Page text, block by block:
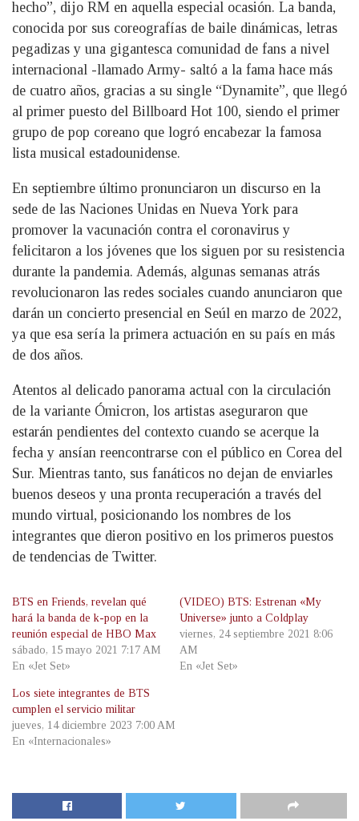
hecho”, dijo RM en aquella especial ocasión. La banda,
conocida por sus coreografías de baile dinámicas, letras
pegadizas y una gigantesca comunidad de fans a nivel
internacional -llamado Army- saltó a la fama hace más
de cuatro años, gracias a su single “Dynamite”, que llegó
al primer puesto del Billboard Hot 100, siendo el primer
grupo de pop coreano que logró encabezar la famosa
lista musical estadounidense.
En septiembre último pronunciaron un discurso en la
sede de las Naciones Unidas en Nueva York para
promover la vacunación contra el coronavirus y
felicitaron a los jóvenes que los siguen por su resistencia
durante la pandemia. Además, algunas semanas atrás
revolucionaron las redes sociales cuando anunciaron que
darán un concierto presencial en Seúl en marzo de 2022,
ya que esa sería la primera actuación en su país en más
de dos años.
Atentos al delicado panorama actual con la circulación
de la variante Ómicron, los artistas aseguraron que
estarán pendientes del contexto cuando se acerque la
fecha y ansían reencontrarse con el público en Corea del
Sur. Mientras tanto, sus fanáticos no dejan de enviarles
buenos deseos y una pronta recuperación a través del
mundo virtual, posicionando los nombres de los
integrantes que dieron positivo en los primeros puestos
de tendencias de Twitter.
BTS en Friends, revelan qué
hará la banda de k-pop en la
reunión especial de HBO Max
sábado, 15 mayo 2021 7:17 AM
En «Jet Set»
(VIDEO) BTS: Estrenan «My
Universe» junto a Coldplay
viernes, 24 septiembre 2021 8:06
AM
En «Jet Set»
Los siete integrantes de BTS
cumplen el servicio militar
jueves, 14 diciembre 2023 7:00 AM
En «Internacionales»